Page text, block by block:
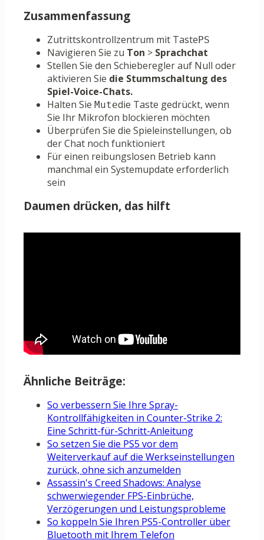
Zusammenfassung
Zutrittskontrollzentrum mit Taste PS
Navigieren Sie zu Ton > Sprachchat
Stellen Sie den Schieberegler auf Null oder
aktivieren Sie die Stummschaltung des
Spiel-Voice-Chats.
Halten Sie Mutedie Taste gedrückt, wenn
Sie Ihr Mikrofon blockieren möchten
Überprüfen Sie die Spieleinstellungen, ob
der Chat noch funktioniert
Für einen reibungslosen Betrieb kann
manchmal ein Systemupdate erforderlich
sein
Daumen drücken, das hilft
Ähnliche Beiträge:
So verbessern Sie Ihre Spray-
Kontrollfähigkeiten in Counter-Strike 2:
Eine Schritt-für-Schritt-Anleitung
So setzen Sie die PS5 vor dem
Weiterverkauf auf die Werkseinstellungen
zurück, ohne sich anzumelden
Assassin's Creed Shadows: Analyse
schwerwiegender FPS-Einbrüche,
Verzögerungen und Leistungsprobleme
So koppeln Sie Ihren PS5-Controller über
Bluetooth mit Ihrem Telefon